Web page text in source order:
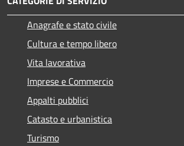
Anagrafe e stato civile
Cultura e tempo libero
Vita lavorativa
Imprese e Commercio
Appalti pubblici
Catasto e urbanistica
Turismo